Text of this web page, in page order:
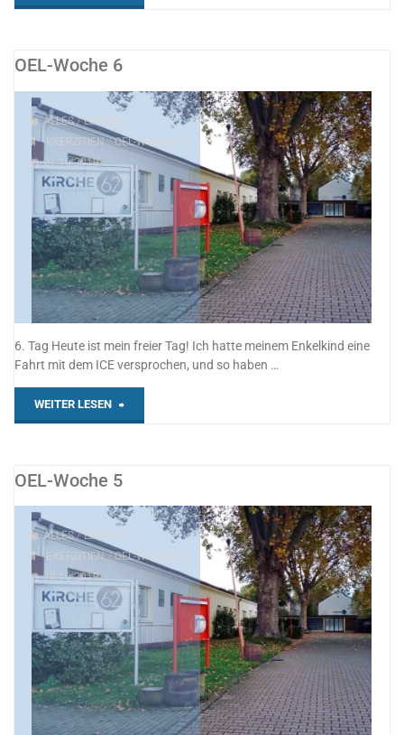
OEL-Woche 6
ALLES / LERNEN
EXERZITIEN/OEL-WOCHE19
21.10.2019
6. Tag Heute ist mein freier Tag! Ich hatte meinem Enkelkind eine
Fahrt mit dem ICE versprochen, und so haben …
WEITER LESEN "OEL-
OEL-Woche 5
ALLES / LERNEN
EXERZITIEN/OEL-WOCHE19
20.10.2019